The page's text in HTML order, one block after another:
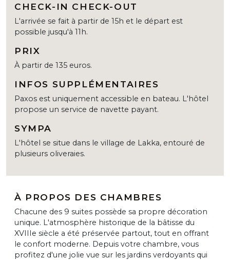
CHECK-IN CHECK-OUT
L'arrivée se fait à partir de 15h et le départ est
possible jusqu'à 11h.
PRIX
À partir de 135 euros.
INFOS SUPPLÉMENTAIRES
Paxos est uniquement accessible en bateau. L'hôtel
propose un service de navette payant.
SYMPA
L'hôtel se situe dans le village de Lakka, entouré de
plusieurs oliveraies.
À PROPOS DES CHAMBRES
Chacune des 9 suites possède sa propre décoration
unique. L'atmosphère historique de la bâtisse du
XVIIIe siècle a été préservée partout, tout en offrant
le confort moderne. Depuis votre chambre, vous
profitez d'une jolie vue sur les jardins verdoyants qui